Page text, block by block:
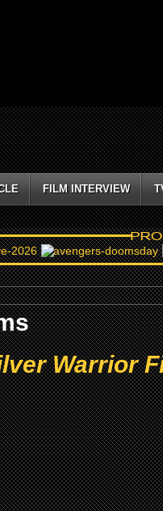
FILM INTERVIEW
Warrior